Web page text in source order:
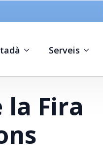
Serveis
la Fira